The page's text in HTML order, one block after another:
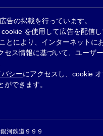
告の掲載を行っています。
を使用して広告を配信
とにより、インターネットに
セス情報に基づいて、ユーザ
シーにアクセスし、cookie
できます。
銀河鉄道９９９